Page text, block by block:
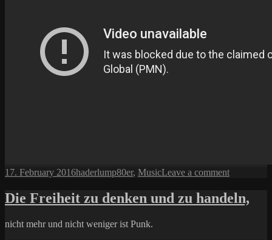
Posted
17. February 2016Author
haderlumpCategories
80er, MusicLeave a commenton
geil!
Die Freiheit zu denken und zu handeln,
nicht mehr und nicht weniger ist Punk.